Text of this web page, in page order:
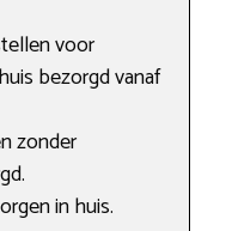
voor
bezorgd vanaf
zonder
in huis.